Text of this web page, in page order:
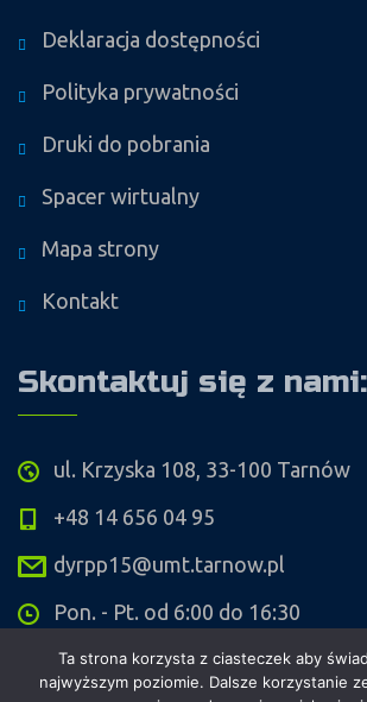
Deklaracja dostępności
Polityka prywatności
Druki do pobrania
Spacer wirtualny
Mapa strony
Kontakt
Skontaktuj się z nami:
ul. Krzyska 108, 33-100 Tarnów
+48 14 656 04 95
dyrpp15@umt.tarnow.pl
Pon. - Pt. od 6:00 do 16:30
Ta strona korzysta z ciasteczek aby
najwyższym poziomie. Dalsze korzystanie